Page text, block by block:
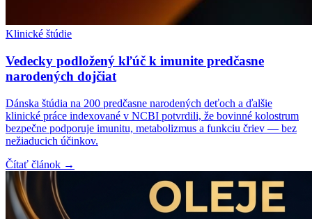
Klinické štúdie
Vedecky podložený kľúč k imunite predčasne
narodených dojčiat
Dánska štúdia na 200 predčasne narodených deťoch a ďalšie
klinické práce indexované v NCBI potvrdili, že bovinné kolostrum
bezpečne podporuje imunitu, metabolizmus a funkciu čriev — bez
nežiaducich účinkov.
Čítať článok →